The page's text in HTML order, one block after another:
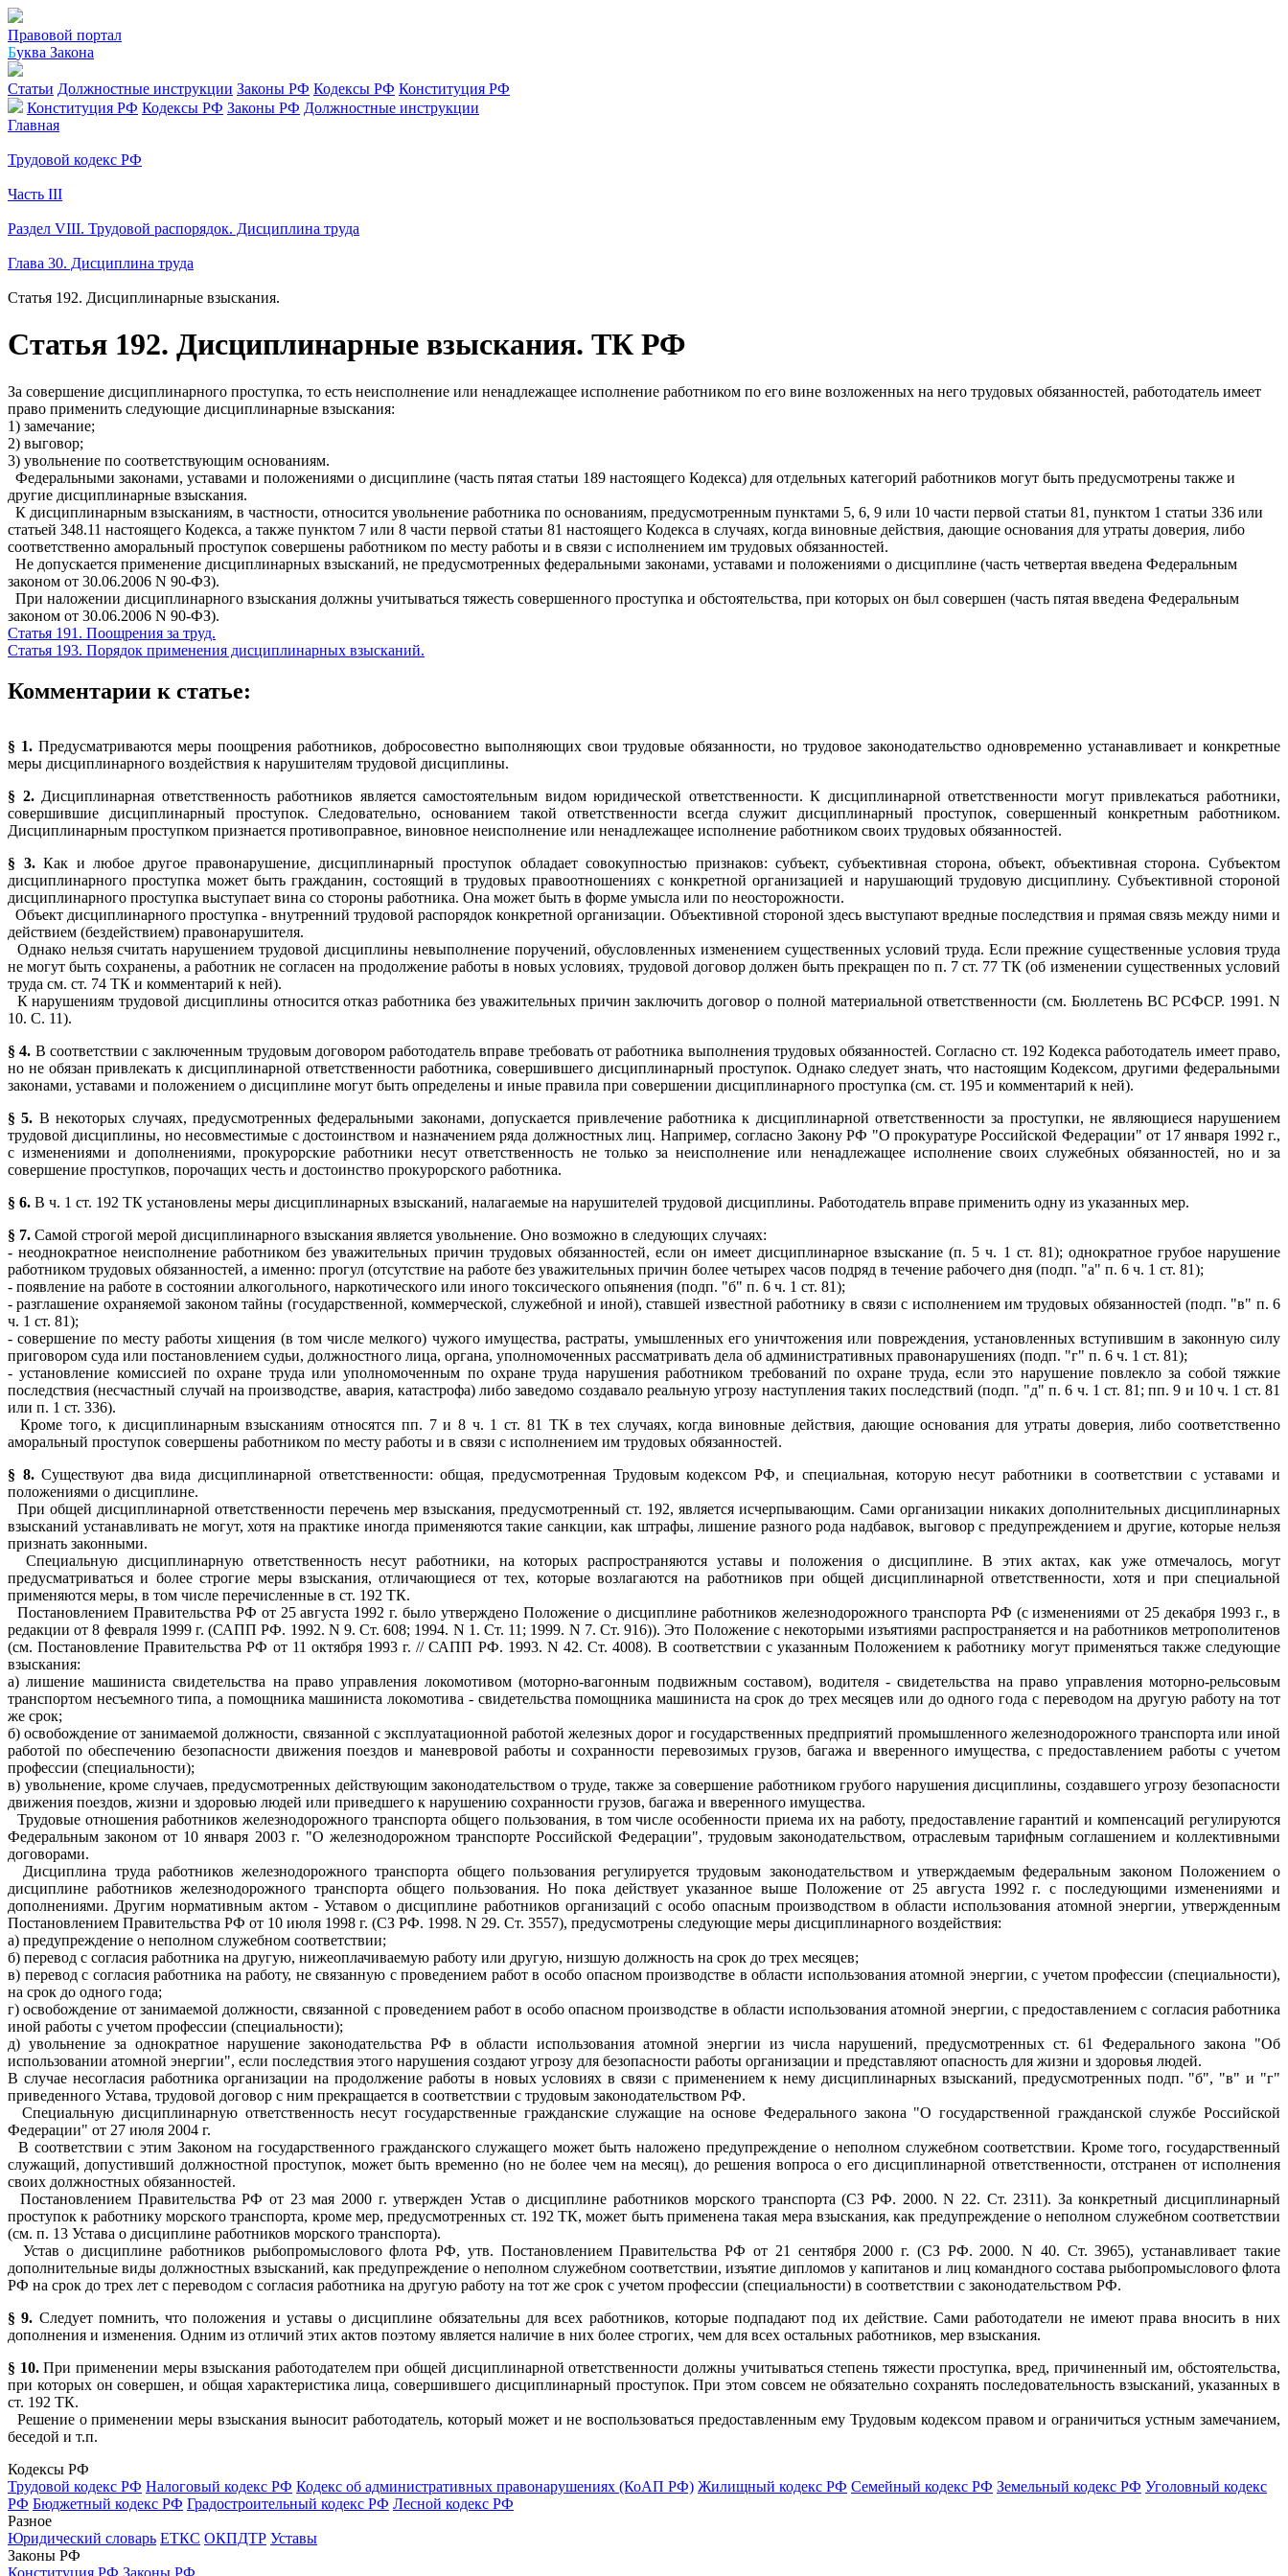
Правовой портал
Буква Закона
Статьи Должностные инструкции Законы РФ Кодексы РФ Конституция РФ
Конституция РФ Кодексы РФ Законы РФ Должностные инструкции
Главная
Трудовой кодекс РФ
Часть III
Раздел VIII. Трудовой распорядок. Дисциплина труда
Глава 30. Дисциплина труда
Статья 192. Дисциплинарные взыскания.
Статья 192. Дисциплинарные взыскания. ТК РФ
За совершение дисциплинарного проступка, то есть неисполнение или ненадлежащее исполнение работником по его вине возложенных на него трудовых обязанностей, работодатель имеет
право применить следующие дисциплинарные взыскания:
1) замечание;
2) выговор;
3) увольнение по соответствующим основаниям.
Федеральными законами, уставами и положениями о дисциплине (часть пятая статьи 189 настоящего Кодекса) для отдельных категорий работников могут быть предусмотрены также и
другие дисциплинарные взыскания.
К дисциплинарным взысканиям, в частности, относится увольнение работника по основаниям, предусмотренным пунктами 5, 6, 9 или 10 части первой статьи 81, пунктом 1 статьи 336 или
статьей 348.11 настоящего Кодекса, а также пунктом 7 или 8 части первой статьи 81 настоящего Кодекса в случаях, когда виновные действия, дающие основания для утраты доверия, либо
соответственно аморальный проступок совершены работником по месту работы и в связи с исполнением им трудовых обязанностей.
Не допускается применение дисциплинарных взысканий, не предусмотренных федеральными законами, уставами и положениями о дисциплине (часть четвертая введена Федеральным
законом от 30.06.2006 N 90-ФЗ).
При наложении дисциплинарного взыскания должны учитываться тяжесть совершенного проступка и обстоятельства, при которых он был совершен (часть пятая введена Федеральным
законом от 30.06.2006 N 90-ФЗ).
Статья 191. Поощрения за труд.
Статья 193. Порядок применения дисциплинарных взысканий.
Комментарии к статье:
§ 1. Предусматриваются меры поощрения работников, добросовестно выполняющих свои трудовые обязанности, но трудовое законодательство одновременно устанавливает и конкретные
меры дисциплинарного воздействия к нарушителям трудовой дисциплины.
§ 2. Дисциплинарная ответственность работников является самостоятельным видом юридической ответственности. К дисциплинарной ответственности могут привлекаться работники,
совершившие дисциплинарный проступок. Следовательно, основанием такой ответственности всегда служит дисциплинарный проступок, совершенный конкретным работником.
Дисциплинарным проступком признается противоправное, виновное неисполнение или ненадлежащее исполнение работником своих трудовых обязанностей.
§ 3.Как и любое другое правонарушение, дисциплинарный проступок обладает совокупностью признаков: субъект, субъективная сторона, объект, объективная сторона. Субъектом
дисциплинарного проступка может быть гражданин, состоящий в трудовых правоотношениях с конкретной организацией и нарушающий трудовую дисциплину. Субъективной стороной
дисциплинарного проступка выступает вина со стороны работника. Она может быть в форме умысла или по неосторожности.
Объект дисциплинарного проступка - внутренний трудовой распорядок конкретной организации. Объективной стороной здесь выступают вредные последствия и прямая связь между ними и
действием (бездействием) правонарушителя.
Однако нельзя считать нарушением трудовой дисциплины невыполнение поручений, обусловленных изменением существенных условий труда. Если прежние существенные условия труда
не могут быть сохранены, а работник не согласен на продолжение работы в новых условиях, трудовой договор должен быть прекращен по п. 7 ст. 77 ТК (об изменении существенных условий
труда см. ст. 74 ТК и комментарий к ней).
К нарушениям трудовой дисциплины относится отказ работника без уважительных причин заключить договор о полной материальной ответственности (см. Бюллетень ВС РСФСР. 1991. N
10. С. 11).
§ 4. В соответствии с заключенным трудовым договором работодатель вправе требовать от работника выполнения трудовых обязанностей. Согласно ст. 192 Кодекса работодатель имеет право,
но не обязан привлекать к дисциплинарной ответственности работника, совершившего дисциплинарный проступок. Однако следует знать, что настоящим Кодексом, другими федеральными
законами, уставами и положением о дисциплине могут быть определены и иные правила при совершении дисциплинарного проступка (см. ст. 195 и комментарий к ней).
§ 5. В некоторых случаях, предусмотренных федеральными законами, допускается привлечение работника к дисциплинарной ответственности за проступки, не являющиеся нарушением
трудовой дисциплины, но несовместимые с достоинством и назначением ряда должностных лиц. Например, согласно Закону РФ "О прокуратуре Российской Федерации" от 17 января 1992 г.,
с изменениями и дополнениями, прокурорские работники несут ответственность не только за неисполнение или ненадлежащее исполнение своих служебных обязанностей, но и за
совершение проступков, порочащих честь и достоинство прокурорского работника.
§ 6. В ч. 1 ст. 192 ТК установлены меры дисциплинарных взысканий, налагаемые на нарушителей трудовой дисциплины. Работодатель вправе применить одну из указанных мер.
§ 7. Самой строгой мерой дисциплинарного взыскания является увольнение. Оно возможно в следующих случаях:
- неоднократное неисполнение работником без уважительных причин трудовых обязанностей, если он имеет дисциплинарное взыскание (п. 5 ч. 1 ст. 81); однократное грубое нарушение
работником трудовых обязанностей, а именно: прогул (отсутствие на работе без уважительных причин более четырех часов подряд в течение рабочего дня (подп. "а" п. 6 ч. 1 ст. 81);
- появление на работе в состоянии алкогольного, наркотического или иного токсического опьянения (подп. "б" п. 6 ч. 1 ст. 81);
- разглашение охраняемой законом тайны (государственной, коммерческой, служебной и иной), ставшей известной работнику в связи с исполнением им трудовых обязанностей (подп. "в" п. 6
ч. 1 ст. 81);
- совершение по месту работы хищения (в том числе мелкого) чужого имущества, растраты, умышленных его уничтожения или повреждения, установленных вступившим в законную силу
приговором суда или постановлением судьи, должностного лица, органа, уполномоченных рассматривать дела об административных правонарушениях (подп. "г" п. 6 ч. 1 ст. 81);
- установление комиссией по охране труда или уполномоченным по охране труда нарушения работником требований по охране труда, если это нарушение повлекло за собой тяжкие
последствия (несчастный случай на производстве, авария, катастрофа) либо заведомо создавало реальную угрозу наступления таких последствий (подп. "д" п. 6 ч. 1 ст. 81; пп. 9 и 10 ч. 1 ст. 81
или п. 1 ст. 336).
Кроме того, к дисциплинарным взысканиям относятся пп. 7 и 8 ч. 1 ст. 81 ТК в тех случаях, когда виновные действия, дающие основания для утраты доверия, либо соответственно
аморальный проступок совершены работником по месту работы и в связи с исполнением им трудовых обязанностей.
§ 8.Существуют два вида дисциплинарной ответственности: общая, предусмотренная Трудовым кодексом РФ, и специальная, которую несут работники в соответствии с уставами и
положениями о дисциплине.
При общей дисциплинарной ответственности перечень мер взыскания, предусмотренный ст. 192, является исчерпывающим. Сами организации никаких дополнительных дисциплинарных
взысканий устанавливать не могут, хотя на практике иногда применяются такие санкции, как штрафы, лишение разного рода надбавок, выговор с предупреждением и другие, которые нельзя
признать законными.
Специальную дисциплинарную ответственность несут работники, на которых распространяются уставы и положения о дисциплине. В этих актах, как уже отмечалось, могут
предусматриваться и более строгие меры взыскания, отличающиеся от тех, которые возлагаются на работников при общей дисциплинарной ответственности, хотя и при специальной
применяются меры, в том числе перечисленные в ст. 192 ТК.
Постановлением Правительства РФ от 25 августа 1992 г. было утверждено Положение о дисциплине работников железнодорожного транспорта РФ (с изменениями от 25 декабря 1993 г., в
редакции от 8 февраля 1999 г. (САПП РФ. 1992. N 9. Ст. 608; 1994. N 1. Ст. 11; 1999. N 7. Ст. 916)). Это Положение с некоторыми изъятиями распространяется и на работников метрополитенов
(см. Постановление Правительства РФ от 11 октября 1993 г. // САПП РФ. 1993. N 42. Ст. 4008). В соответствии с указанным Положением к работнику могут применяться также следующие
взыскания:
а) лишение машиниста свидетельства на право управления локомотивом (моторно-вагонным подвижным составом), водителя - свидетельства на право управления моторно-рельсовым
транспортом несъемного типа, а помощника машиниста локомотива - свидетельства помощника машиниста на срок до трех месяцев или до одного года с переводом на другую работу на тот
же срок;
б) освобождение от занимаемой должности, связанной с эксплуатационной работой железных дорог и государственных предприятий промышленного железнодорожного транспорта или иной
работой по обеспечению безопасности движения поездов и маневровой работы и сохранности перевозимых грузов, багажа и вверенного имущества, с предоставлением работы с учетом
профессии (специальности);
в) увольнение, кроме случаев, предусмотренных действующим законодательством о труде, также за совершение работником грубого нарушения дисциплины, создавшего угрозу безопасности
движения поездов, жизни и здоровью людей или приведшего к нарушению сохранности грузов, багажа и вверенного имущества.
Трудовые отношения работников железнодорожного транспорта общего пользования, в том числе особенности приема их на работу, предоставление гарантий и компенсаций регулируются
Федеральным законом от 10 января 2003 г. "О железнодорожном транспорте Российской Федерации", трудовым законодательством, отраслевым тарифным соглашением и коллективными
договорами.
Дисциплина труда работников железнодорожного транспорта общего пользования регулируется трудовым законодательством и утверждаемым федеральным законом Положением о
дисциплине работников железнодорожного транспорта общего пользования. Но пока действует указанное выше Положение от 25 августа 1992 г. с последующими изменениями и
дополнениями. Другим нормативным актом - Уставом о дисциплине работников организаций с особо опасным производством в области использования атомной энергии, утвержденным
Постановлением Правительства РФ от 10 июля 1998 г. (СЗ РФ. 1998. N 29. Ст. 3557), предусмотрены следующие меры дисциплинарного воздействия:
а) предупреждение о неполном служебном соответствии;
б) перевод с согласия работника на другую, нижеоплачиваемую работу или другую, низшую должность на срок до трех месяцев;
в) перевод с согласия работника на работу, не связанную с проведением работ в особо опасном производстве в области использования атомной энергии, с учетом профессии (специальности),
на срок до одного года;
г) освобождение от занимаемой должности, связанной с проведением работ в особо опасном производстве в области использования атомной энергии, с предоставлением с согласия работника
иной работы с учетом профессии (специальности);
д) увольнение за однократное нарушение законодательства РФ в области использования атомной энергии из числа нарушений, предусмотренных ст. 61 Федерального закона "Об
использовании атомной энергии", если последствия этого нарушения создают угрозу для безопасности работы организации и представляют опасность для жизни и здоровья людей.
В случае несогласия работника организации на продолжение работы в новых условиях в связи с применением к нему дисциплинарных взысканий, предусмотренных подп. "б", "в" и "г"
приведенного Устава, трудовой договор с ним прекращается в соответствии с трудовым законодательством РФ.
Специальную дисциплинарную ответственность несут государственные гражданские служащие на основе Федерального закона "О государственной гражданской службе Российской
Федерации" от 27 июля 2004 г.
В соответствии с этим Законом на государственного гражданского служащего может быть наложено предупреждение о неполном служебном соответствии. Кроме того, государственный
служащий, допустивший должностной проступок, может быть временно (но не более чем на месяц), до решения вопроса о его дисциплинарной ответственности, отстранен от исполнения
своих должностных обязанностей.
Постановлением Правительства РФ от 23 мая 2000 г. утвержден Устав о дисциплине работников морского транспорта (СЗ РФ. 2000. N 22. Ст. 2311). За конкретный дисциплинарный
проступок к работнику морского транспорта, кроме мер, предусмотренных ст. 192 ТК, может быть применена такая мера взыскания, как предупреждение о неполном служебном соответствии
(см. п. 13 Устава о дисциплине работников морского транспорта).
Устав о дисциплине работников рыбопромыслового флота РФ, утв. Постановлением Правительства РФ от 21 сентября 2000 г. (СЗ РФ. 2000. N 40. Ст. 3965), устанавливает такие
дополнительные виды должностных взысканий, как предупреждение о неполном служебном соответствии, изъятие дипломов у капитанов и лиц командного состава рыбопромыслового флота
РФ на срок до трех лет с переводом с согласия работника на другую работу на тот же срок с учетом профессии (специальности) в соответствии с законодательством РФ.
§ 9. Следует помнить, что положения и уставы о дисциплине обязательны для всех работников, которые подпадают под их действие. Сами работодатели не имеют права вносить в них
дополнения и изменения. Одним из отличий этих актов поэтому является наличие в них более строгих, чем для всех остальных работников, мер взыскания.
§ 10.При применении меры взыскания работодателем при общей дисциплинарной ответственности должны учитываться степень тяжести проступка, вред, причиненный им, обстоятельства,
при которых он совершен, и общая характеристика лица, совершившего дисциплинарный проступок. При этом совсем не обязательно сохранять последовательность взысканий, указанных в
ст. 192 ТК.
Решение о применении меры взыскания выносит работодатель, который может и не воспользоваться предоставленным ему Трудовым кодексом правом и ограничиться устным замечанием,
беседой и т.п.
Кодексы РФ
Трудовой кодекс РФ Налоговый кодекс РФ Кодекс об административных правонарушениях (КоАП РФ) Жилищный кодекс РФ Семейный кодекс РФ Земельный кодекс РФ Уголовный кодекс
РФ Бюджетный кодекс РФ Градостроительный кодекс РФ Лесной кодекс РФ
Разное
Юридический словарь ЕТКС ОКПДТР Уставы
Законы РФ
Конституция РФ Законы РФ